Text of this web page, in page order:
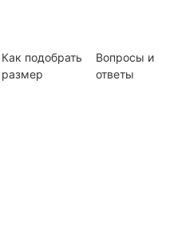
Как подобрать
размер
Вопросы и
ответы